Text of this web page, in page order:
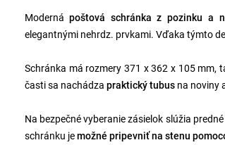
Moderná poštová schránka z pozinku a
elegantnými nehrdz. prvkami. Vďaka týmto
Schránka má rozmery 371 x 362 x 105 mm,
časti sa nachádza praktický tubus na noviny
Na bezpečné vyberanie zásielok slúžia
schránku jemožné pripevniť na stenu